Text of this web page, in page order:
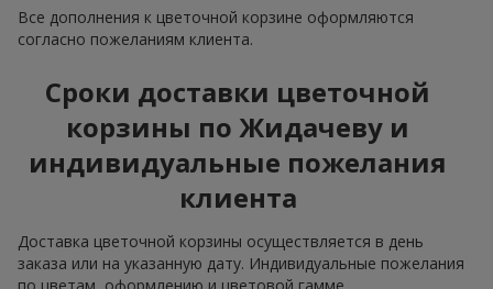
Все дополнения к цветочной корзине оформляются
согласно пожеланиям клиента.
Сроки доставки цветочной
корзины по Жидачеву и
индивидуальные пожелания
клиента
Доставка цветочной корзины осуществляется в день
заказа или на указанную дату. Индивидуальные пожелания
по цветам, оформлению и цветовой гамме